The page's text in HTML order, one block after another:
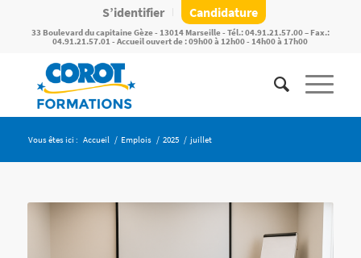
S’identifier Candidature
33 Boulevard du capitaine Gèze - 13014 Marseille - Tél.: 04.91.21.57.00 – Fax.:
04.91.21.57.01 - Accueil ouvert de : 09h00 à 12h00 - 14h00 à 17h00
Vous êtes ici : Accueil / Emplois / 2025 / juillet